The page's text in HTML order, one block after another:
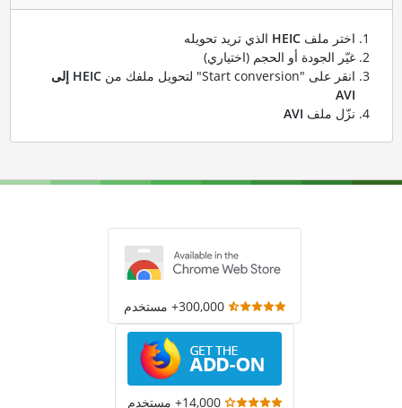
اختر ملف HEICالذي تريد تحويله
غيّر الجودة أو الحجم (اختياري)
انقر على "Start conversion" لتحويل ملفك من
HEIC إلى
AVI
نزّل ملف AVI
300,000+ مستخدم
14,000+ مستخدم